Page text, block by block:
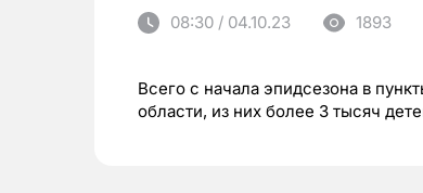
08:30 / 04.10.23 1893
Всего с начала эпидсезона в
области, из них более 3 тысяч